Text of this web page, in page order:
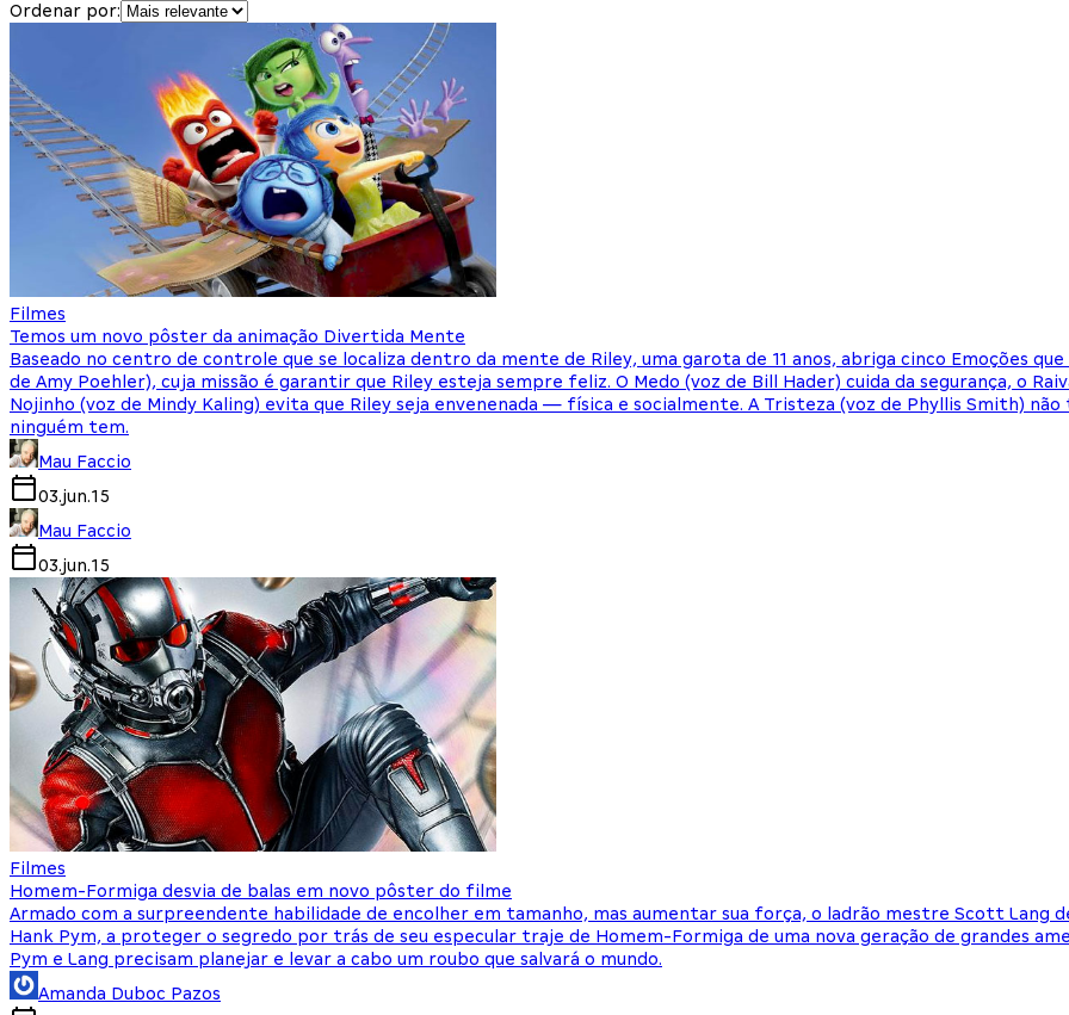
Ordenar por:
Filmes
Temos um novo pôster da animação Divertida Mente
Baseado no centro de controle que se localiza dentro da mente de Riley, uma garota de 11 anos, abriga cinco Emoções
de Amy Poehler), cuja missão é garantir que Riley esteja sempre feliz. O Medo (voz de Bill Hader) cuida da segurança, o
Nojinho (voz de Mindy Kaling) evita que Riley seja envenenada — física e socialmente. A Tristeza (voz de Phyllis Smith)
ninguém tem.
Mau Faccio
03.jun.15
Mau Faccio
03.jun.15
Filmes
Homem-Formiga desvia de balas em novo pôster do filme
Armado com a surpreendente habilidade de encolher em tamanho, mas aumentar sua força, o ladrão mestre Scott Lang
Hank Pym, a proteger o segredo por trás de seu especular traje de Homem-Formiga de uma nova geração de grandes
Pym e Lang precisam planejar e levar a cabo um roubo que salvará o mundo.
Amanda Duboc Pazos